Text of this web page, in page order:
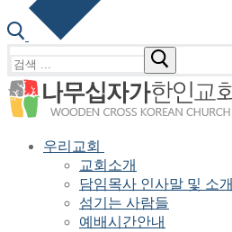
색
:
우리교회
교회소개
담임목사 인사말 및 소개
섬기는 사람들
예배시간안내